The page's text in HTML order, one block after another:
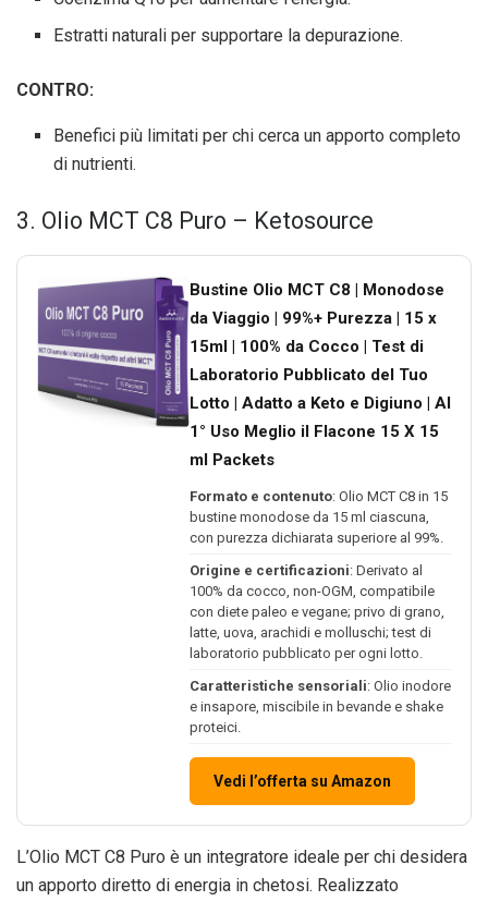
Estratti naturali per supportare la depurazione.
CONTRO:
Benefici più limitati per chi cerca un apporto completo
di nutrienti.
3. Olio MCT C8 Puro – Ketosource
Bustine Olio MCT C8 | Monodose
da Viaggio | 99%+ Purezza | 15 x
15ml | 100% da Cocco | Test di
Laboratorio Pubblicato del Tuo
Lotto | Adatto a Keto e Digiuno | Al
1° Uso Meglio il Flacone 15 X 15
ml Packets
Formato e contenuto: Olio MCT C8 in 15
bustine monodose da 15 ml ciascuna,
con purezza dichiarata superiore al 99%.
Origine e certificazioni: Derivato al
100% da cocco, non-OGM, compatibile
con diete paleo e vegane; privo di grano,
latte, uova, arachidi e molluschi; test di
laboratorio pubblicato per ogni lotto.
Caratteristiche sensoriali: Olio inodore
e insapore, miscibile in bevande e shake
proteici.
Vedi l’offerta su Amazon
L’Olio MCT C8 Puro è un integratore ideale per chi desidera
un apporto diretto di energia in chetosi. Realizzato